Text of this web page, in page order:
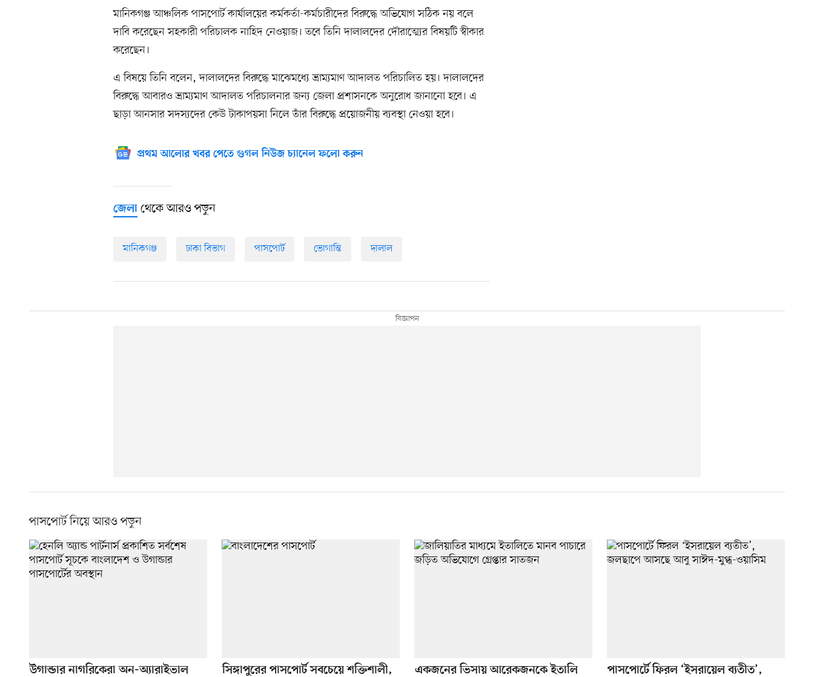
মানিকগঞ্জ আঞ্চলিক পাসপোর্ট কার্যালয়ের কর্মকর্তা-কর্মচারীদের বিরুদ্ধে অভিযোগ সঠিক নয় বলে
দাবি করেছেন সহকারী পরিচালক নাহিদ নেওয়াজ। তবে তিনি দালালদের দৌরাত্ম্যের বিষয়টি স্বীকার
করেছেন।
এ বিষয়ে তিনি বলেন, দালালদের বিরুদ্ধে মাঝেমধ্যে ভ্রাম্যমাণ আদালত পরিচালিত হয়। দালালদের
বিরুদ্ধে আবারও ভ্রাম্যমাণ আদালত পরিচালনার জন্য জেলা প্রশাসনকে অনুরোধ জানানো হবে। এ
ছাড়া আনসার সদস্যদের কেউ টাকাপয়সা নিলে তাঁর বিরুদ্ধে প্রয়োজনীয় ব্যবস্থা নেওয়া হবে।
প্রথম আলোর খবর পেতে গুগল নিউজ চ্যানেল ফলো করুন
জেলা থেকে আরও পড়ুন
মানিকগঞ্জ ঢাকা বিভাগ পাসপোর্ট ভোগান্তি দালাল
পাসপোর্ট নিয়ে আরও পড়ুন
উগান্ডার নাগরিকেরা অন-অ্যারাইভাল সিঙ্গাপুরের পাসপোর্ট সবচেয়ে শক্তিশালী, একজনের ভিসায় আরেকজনকে ইতালি পাসপোর্টে ফিরল ‘ইসরায়েল ব্যতীত’,